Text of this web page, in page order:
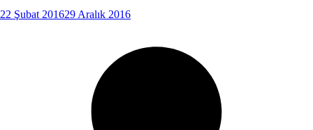
22 Şubat 201629 Aralık 2016